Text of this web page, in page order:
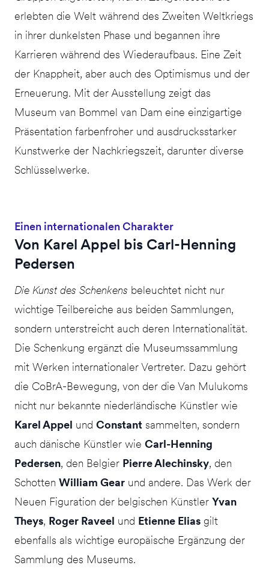
erlebten die Welt während des Zweiten Weltkriegs
in ihrer dunkelsten Phase und begannen ihre
Karrieren während des Wiederaufbaus. Eine Zeit
der Knappheit, aber auch des Optimismus und der
Erneuerung. Mit der Ausstellung zeigt das
Museum van Bommel van Dam eine einzigartige
Präsentation farbenfroher und ausdrucksstarker
Kunstwerke der Nachkriegszeit, darunter diverse
Schlüsselwerke.
Einen internationalen Charakter
Von Karel Appel bis Carl-Henning
Pedersen
Die Kunst des Schenkens beleuchtet nicht nur
wichtige Teilbereiche aus beiden Sammlungen,
sondern unterstreicht auch deren Internationalität.
Die Schenkung ergänzt die Museumssammlung
mit Werken internationaler Vertreter. Dazu gehört
die CoBrA-Bewegung, von der die Van Mulukoms
nicht nur bekannte niederländische Künstler wie
Karel Appel und Constant sammelten, sondern
auch dänische Künstler wie Carl-Henning
Pedersen, den Belgier Pierre Alechinsky, den
Schotten William Gear und andere. Das Werk der
Neuen Figuration der belgischen Künstler Yvan
Theys, Roger Raveel und Etienne Elias gilt
ebenfalls als wichtige europäische Ergänzung der
Sammlung des Museums.